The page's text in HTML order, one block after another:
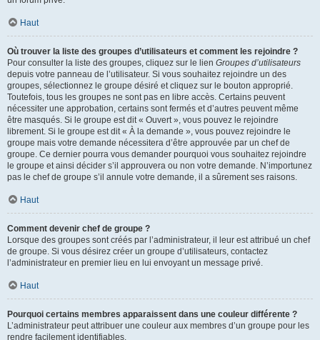
Haut
Où trouver la liste des groupes d’utilisateurs et comment les rejoindre ?
Pour consulter la liste des groupes, cliquez sur le lien Groupes d’utilisateurs
depuis votre panneau de l’utilisateur. Si vous souhaitez rejoindre un des
groupes, sélectionnez le groupe désiré et cliquez sur le bouton approprié.
Toutefois, tous les groupes ne sont pas en libre accès. Certains peuvent
nécessiter une approbation, certains sont fermés et d’autres peuvent même
être masqués. Si le groupe est dit « Ouvert », vous pouvez le rejoindre
librement. Si le groupe est dit « À la demande », vous pouvez rejoindre le
groupe mais votre demande nécessitera d’être approuvée par un chef de
groupe. Ce dernier pourra vous demander pourquoi vous souhaitez rejoindre
le groupe et ainsi décider s’il approuvera ou non votre demande. N’importunez
pas le chef de groupe s’il annule votre demande, il a sûrement ses raisons.
Haut
Comment devenir chef de groupe ?
Lorsque des groupes sont créés par l’administrateur, il leur est attribué un chef
de groupe. Si vous désirez créer un groupe d’utilisateurs, contactez
l’administrateur en premier lieu en lui envoyant un message privé.
Haut
Pourquoi certains membres apparaissent dans une couleur différente ?
L’administrateur peut attribuer une couleur aux membres d’un groupe pour les
rendre facilement identifiables.